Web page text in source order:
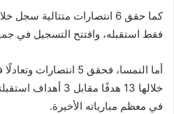
فقط استقبله، وافتتح التسجيل في
خلالها 13 هدفًا
في معظم مبارياته الأخيرة.